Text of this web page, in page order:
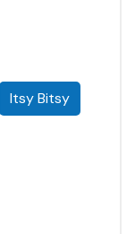
Itsy Bitsy